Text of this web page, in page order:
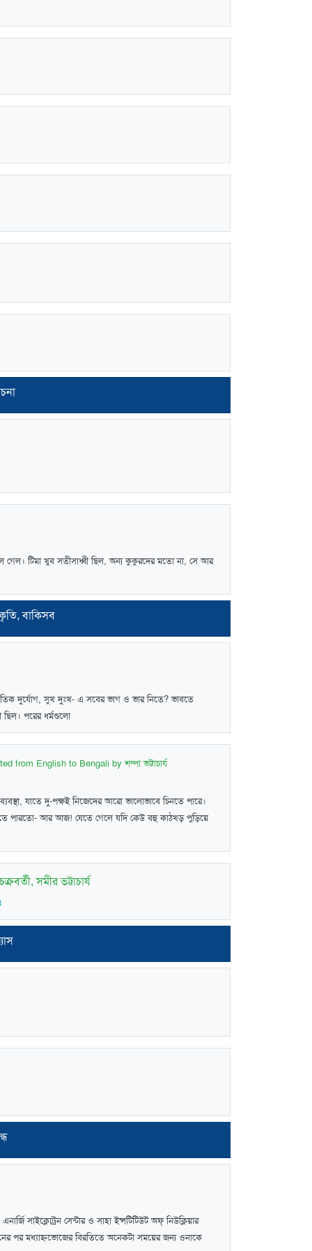
গেল। টিমা খুব সতীসাধ্বী ছিল, অন্য কুকুরদের মতো না, সে আর
বাকিসব
দুর্যোগ, সুখ দুঃখ- এ সবের ভাগ ও ভার নিতে? ভাবতে
ছিল। পরের ধর্মগুলো
from English to Bengali by শম্পা ভট্টাচার্য
যাতে দু-পক্ষই নিজেদের আরো ভালোভাবে চিনতে পারে।
যেতে পারতো- আর আজ! যেতে গেলে যদি কেউ বহু কাঠখড় পুড়িয়ে
সমীর ভট্টাচার্য
সাইক্লোট্রন সেন্টার ও সাহা ইন্সটিটিউট অফ্‌ নিউক্লিয়ার
পর মধ্যাহ্নভোজের বিরতিতে অনেকটা সময়ের জন্য ওনাকে